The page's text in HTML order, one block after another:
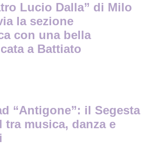
Lucio Dalla” di Milo
la sezione
con una bella
a Battiato
“Antigone”: il Segesta
tra musica, danza e